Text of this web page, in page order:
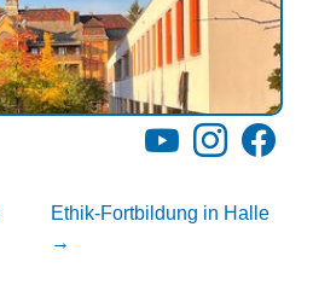
YouTubeInstagram
Ethik-Fortbildung in Halle
→